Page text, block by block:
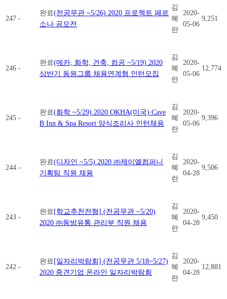
247 -
완료(전공무관 ~5/26) 2020 프로젝트 페르
소나 공모전
김
혜
란
2020-
05-06
9,251
246 -
완료(메카, 화학, 건축, 컴공 ~5/19) 2020
상반기 동원그룹 채용연계형 인턴모집
김
혜
란
2020-
05-06
12,774
245 -
완료(화학 ~5/29) 2020 OKHA(미국) Cave
B Inn & Spa Resort 양식조리사 인턴채용
김
혜
란
2020-
05-06
9,396
244 -
완료(디자인 ~5/5) 2020 ㈜제이엘컴퍼니
기획팀 직원 채용
김
혜
란
2020-
04-28
9,506
243 -
완료 [학교추천전형] (전공무관 ~5/20)
2020 ㈜동방유통 관리부 직원 채용
김
혜
란
2020-
04-28
9,450
242 -
완료 [일자리박람회] (전공무관 5/18~5/27)
2020 중견기업 온라인 일자리박람회
김
혜
란
2020-
04-28
12,881